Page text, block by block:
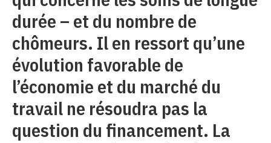
durée – et du nombre de
chômeurs. Il en ressort qu’une
évolution favorable de
l’économie et du marché du
travail ne résoudra pas la
question du financement. La